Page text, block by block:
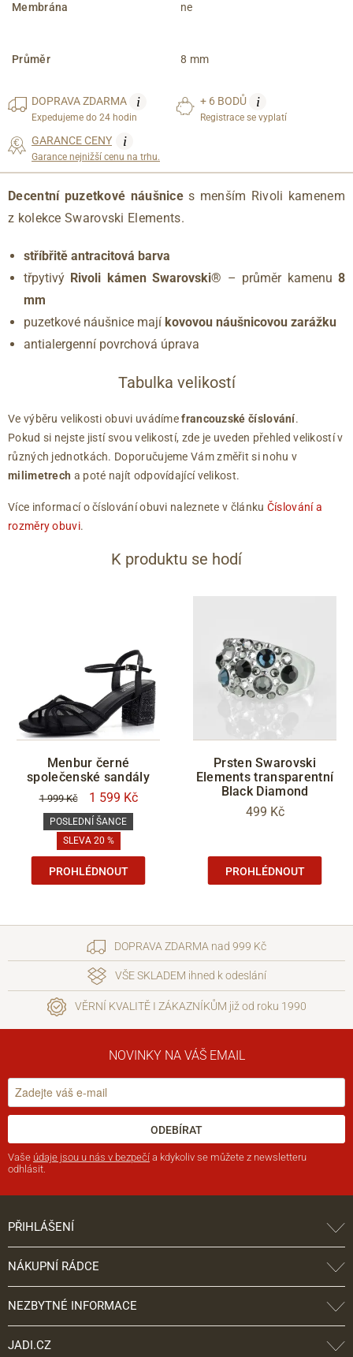
Membrána ne
Průměr 8 mm
DOPRAVAZDARMA i
Expedujeme do 24 hodin
+ 6 BODŮ i
Registrace se vyplatí
GARANCE CENY i
Garance nejnižší cenu na trhu.
Decentní puzetkové náušnice s menším Rivoli kamenem
z kolekce Swarovski Elements.
stříbřitě antracitová barva
třpytivý Rivoli kámen Swarovski® – průměr kamenu8
mm
puzetkové náušnice mají kovovou náušnicovou zarážku
antialergenní povrchová úprava
Tabulka velikostí
Ve výběru velikosti obuvi uvádímefrancouzské číslování.
Pokud si nejste jistí svou velikostí, zde je uveden přehled velikostí v
různých jednotkách. Doporučujeme Vám změřit si nohu v
milimetrech a poté najít odpovídající velikost.
Více informací o číslování obuvi naleznete v článku Číslování a
rozměry obuvi.
K produktu se hodí
Menbur černé
společenské sandály
1 999 Kč 1 599 Kč
POSLEDNÍ ŠANCE
SLEVA 20 %
PROHLÉDNOUT
Prsten Swarovski
Elements transparentní
Black Diamond
499 Kč
PROHLÉDNOUT
DOPRAVA ZDARMA nad 999 Kč
VŠE SKLADEM ihned k odeslání
VĚRNÍ KVALITĚ I ZÁKAZNÍKŮM již od roku 1990
NOVINKY NA VÁŠ EMAIL
ODEBÍRAT
Vaše údaje jsou u nás v bezpečí a kdykoliv se můžete z newsletteru
odhlásit.
PŘIHLÁŠENÍ
NÁKUPNÍ RÁDCE
NEZBYTNÉ INFORMACE
JADI.CZ